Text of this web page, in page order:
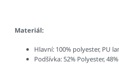
Materiál:
Hlavní: 100% polyester, PU
Podšívka: 52% Polyester,